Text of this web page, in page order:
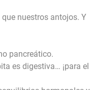
nuestros antojos. Y
pancreático.
es digestiva… ¡para el